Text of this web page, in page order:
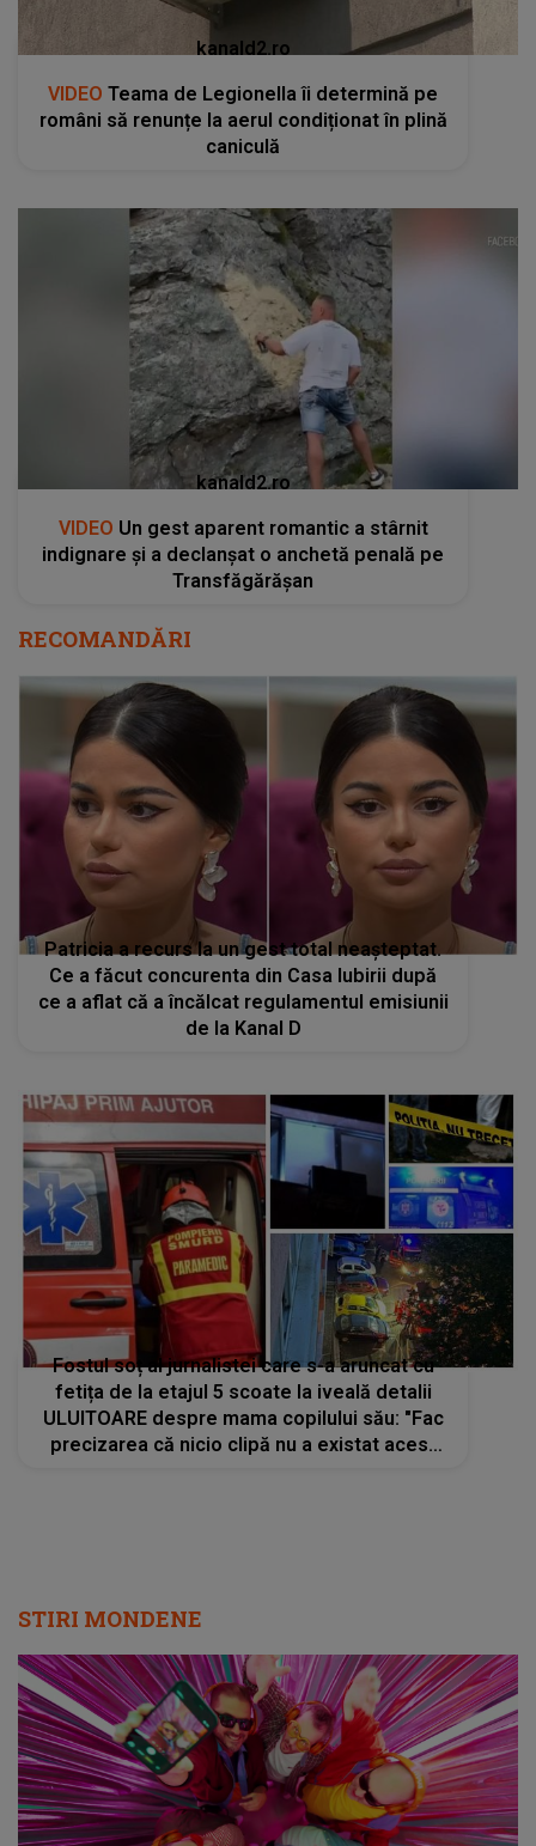
kanald2.ro
VIDEO Teama de Legionella îi determină pe
români să renunțe la aerul condiționat în plină
caniculă
kanald2.ro
VIDEO Un gest aparent romantic a stârnit
indignare și a declanșat o anchetă penală pe
Transfăgărășan
RECOMANDĂRI
Patricia a recurs la un gest total neașteptat.
Ce a făcut concurenta din Casa Iubirii după
ce a aflat că a încălcat regulamentul emisiunii
de la Kanal D
Fostul soț al jurnalistei care s-a aruncat cu
fetița de la etajul 5 scoate la iveală detalii
ULUITOARE despre mama copilului său: "Fac
precizarea că nicio clipă nu a existat acest
STIRI MONDENE